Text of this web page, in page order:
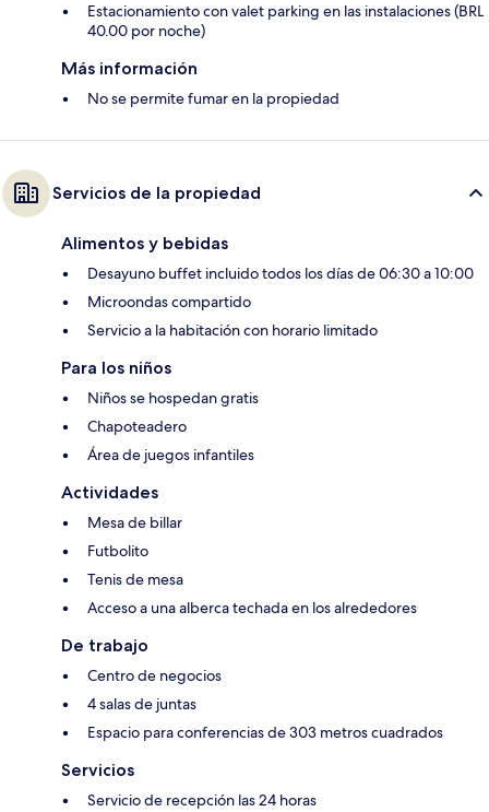
Estacionamiento con valet parking en las instalaciones (BRL
40.00 por noche)
Más información
No se permite fumar en la propiedad
Servicios de la propiedad
Alimentos y bebidas
Desayuno buffet incluido todos los días de 06:30 a 10:00
Microondas compartido
Servicio a la habitación con horario limitado
Para los niños
Niños se hospedan gratis
Chapoteadero
Área de juegos infantiles
Actividades
Mesa de billar
Futbolito
Tenis de mesa
Acceso a una alberca techada en los alrededores
De trabajo
Centro de negocios
4 salas de juntas
Espacio para conferencias de 303 metros cuadrados
Servicios
Servicio de recepción las 24 horas